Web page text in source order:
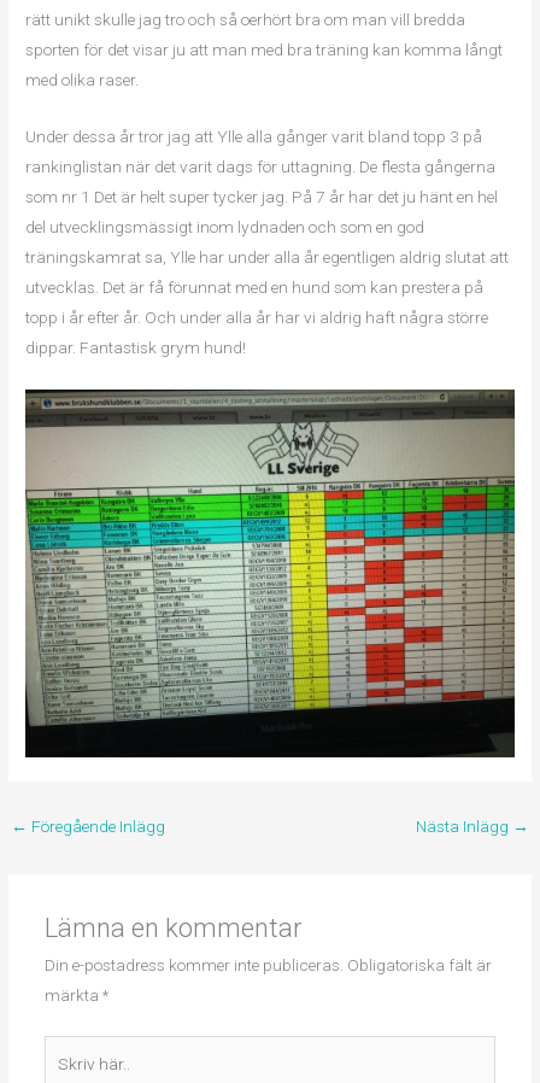
rätt unikt skulle jag tro och så oerhört bra om man vill bredda
sporten för det visar ju att man med bra träning kan komma långt
med olika raser.
Under dessa år tror jag att Ylle alla gånger varit bland topp 3 på
rankinglistan när det varit dags för uttagning. De flesta gångerna
som nr 1 Det är helt super tycker jag. På 7 år har det ju hänt en hel
del utvecklingsmässigt inom lydnaden och som en god
träningskamrat sa, Ylle har under alla år egentligen aldrig slutat att
utvecklas. Det är få förunnat med en hund som kan prestera på
topp i år efter år. Och under alla år har vi aldrig haft några större
dippar. Fantastisk grym hund!
← Föregående Inlägg Nästa Inlägg →
Lämna en kommentar
Din e-postadress kommer inte publiceras. Obligatoriska fält är
märkta *